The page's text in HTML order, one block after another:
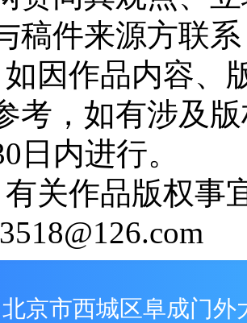
稿件来源方联
如因作品内容、
考，如有涉及
日内进行。
关作品版权事
京市西城区阜成门外